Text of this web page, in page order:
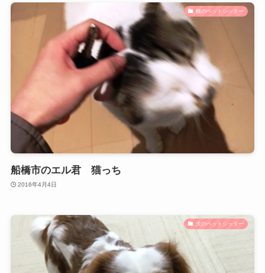
猫のペットシッター
船橋市のエル君 猫っち
2016年4月4日
犬のペットシッター